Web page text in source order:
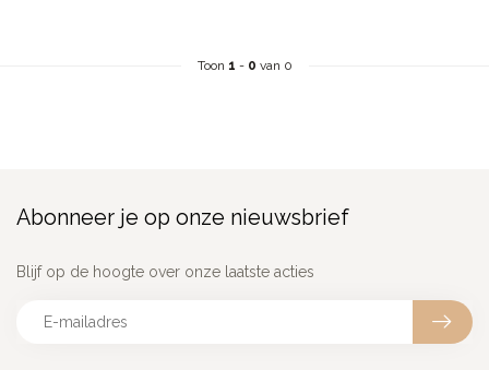
Toon 1 - 0 van 0
Abonneer je op onze nieuwsbrief
Blijf op de hoogte over onze laatste acties